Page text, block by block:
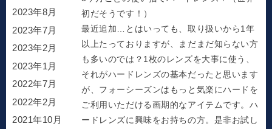
初だそうです！）
最近追加…とはいっても、取り扱いから1年
以上たっておりますが、まだまだ知らない方
も多いのでは？1枚のレンズを大事に使う、
それがハードレンズの基本だったと思います
が、フォーシーズンはもっと気楽にハードを
ご利用いただける画期的なアイテムです。ハ
ードレンズに興味をお持ちの方。是非お試し
2023年8月
2023年7月
2023年2月
2023年1月
2022年7月
2022年2月
2021年10月